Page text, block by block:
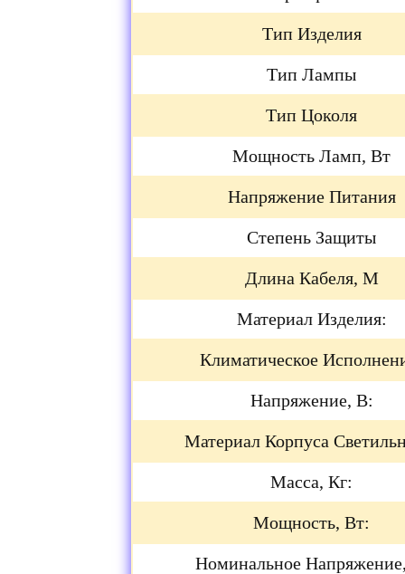
Тип Изделия
Тип Лампы
Тип Цоколя
Мощность Ламп, Вт
Напряжение Питания
Степень Защиты
Длина Кабеля, М
Материал Изделия:
Климатическое
Напряжение, В:
Материал Корпуса
Масса, Кг:
Мощность, Вт:
Номинальное